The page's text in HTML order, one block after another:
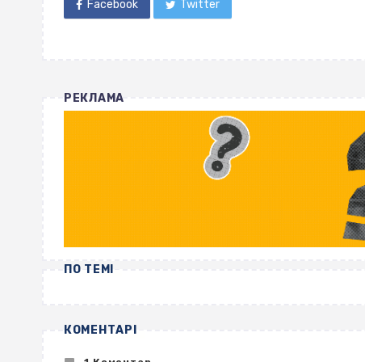
Facebook Twitter
РЕКЛАМА
ПО ТЕМІ
КОМЕНТАРІ